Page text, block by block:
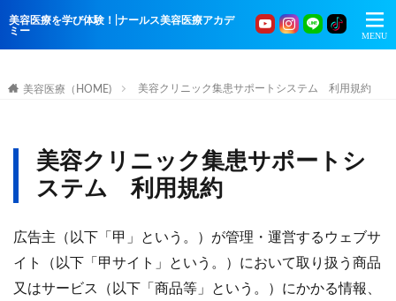
美容医療を学び体験！|ナールス美容医療アカデ
ミー
美容医療（HOME) 美容クリニック集患サポートシステム 利用規約
美容クリニック集患サポートシ
ステム 利用規約
広告主（以下「甲」という。）が管理・運営するウェブサ
イト（以下「甲サイト」という。）において取り扱う商品
又はサービス（以下「商品等」という。）にかかる情報、